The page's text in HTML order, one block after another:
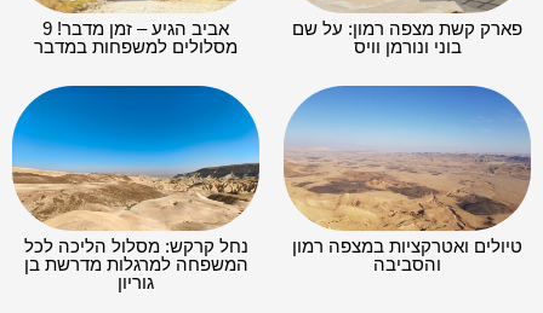
פארק קשת מצפה רמון: על שם
בוני ונורמן וויס
אביב הגיע – זמן מדבר! 9
מסלולים למשפחות במדבר
טיולים ואטרקציות במצפה רמון
והסביבה
נחל קרקש: מסלול הליכה לכל
המשפחה למרגלות מדרשת בן
גוריון